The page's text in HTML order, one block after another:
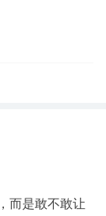
而是敢不敢让